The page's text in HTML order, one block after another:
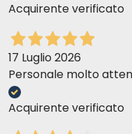
Acquirente verificato
17 Luglio 2026
Personale molto
Acquirente verificato